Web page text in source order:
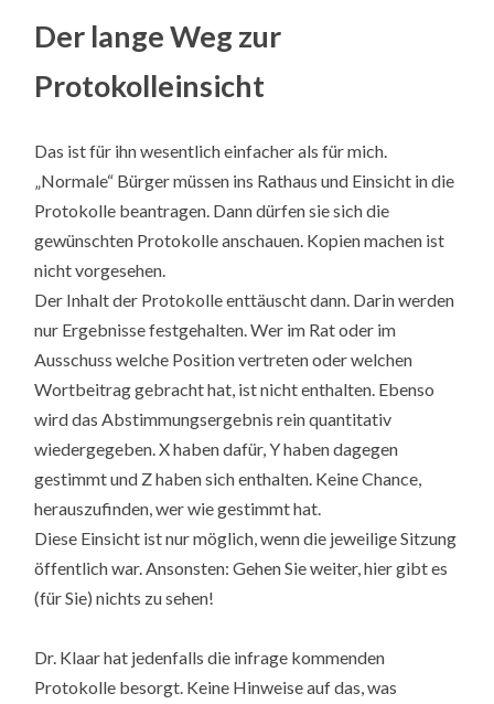
Der lange Weg zur
Protokolleinsicht
Das ist für ihn wesentlich einfacher als für mich.
„Normale“ Bürger müssen ins Rathaus und Einsicht in die
Protokolle beantragen. Dann dürfen sie sich die
gewünschten Protokolle anschauen. Kopien machen ist
nicht vorgesehen.
Der Inhalt der Protokolle enttäuscht dann. Darin werden
nur Ergebnisse festgehalten. Wer im Rat oder im
Ausschuss welche Position vertreten oder welchen
Wortbeitrag gebracht hat, ist nicht enthalten. Ebenso
wird das Abstimmungsergebnis rein quantitativ
wiedergegeben. X haben dafür, Y haben dagegen
gestimmt und Z haben sich enthalten. Keine Chance,
herauszufinden, wer wie gestimmt hat.
Diese Einsicht ist nur möglich, wenn die jeweilige Sitzung
öffentlich war. Ansonsten: Gehen Sie weiter, hier gibt es
(für Sie) nichts zu sehen!
Dr. Klaar hat jedenfalls die infrage kommenden
Protokolle besorgt. Keine Hinweise auf das, was